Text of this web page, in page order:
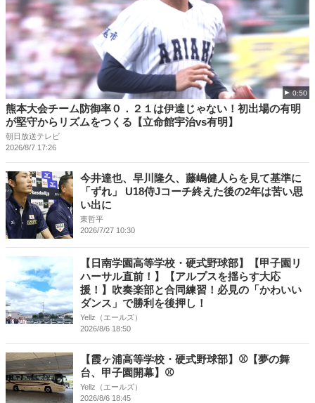
0:50
熊本大会チーム防御率０．２１は伊達じゃない！初出場の有明
が堅守からリズムをつくる【立命館宇治vs有明】
朝日放送テレビ
2026/8/7 17:26
今井達也、早川隆久、藤嶋健人らを見て基準に
「ずれ」 U18侍Jコーチ終えた後の2年は苦い思
い出に
東哲平
2026/7/27 10:30
【日南学園高等学校・硬式野球部】【甲子園リ
ハーサル直前！】【アルプスを揺らす大応
援！】吹奏楽部と合同練習！必見の「かわいい
ダンス」で勝利を後押し！
Yellz（エールズ）
2026/8/6 18:50
【霞ヶ浦高等学校・硬式野球部】⚾【夢の舞
台、甲子園開幕】⚾
Yellz（エールズ）
2026/8/6 18:45